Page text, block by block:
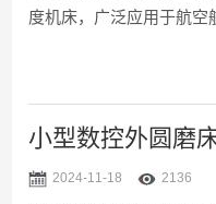
损。2、检查润...
度机床，广泛应用于航
域。通过砂轮高速旋转
的尺寸精度和表面质量
证设备的正常运转和长期
型精密外圆磨床的一些建
表面和内部的灰尘和杂物
2024-11-18 2136